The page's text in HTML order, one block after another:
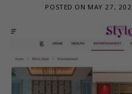
POSTED ON MAY 27,